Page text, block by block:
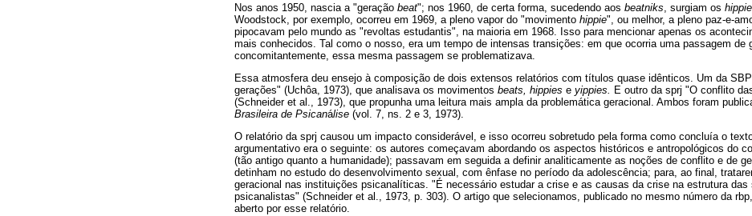
Nos anos 1950, nascia a "geração beat"; nos 1960, de certa forma, sucedendo aos beatniks , surgiam os
Woodstock, por exemplo, ocorreu em 1969, a pleno vapor do "movimento hippie", ou melhor, a pleno paz-e-
pipocavam pelo mundo as "revoltas estudantis", na maioria em 1968. Isso para mencionar apenas os
mais conhecidos. Tal como o nosso, era um tempo de intensas transições: em que ocorria uma passagem de
concomitantemente, essa mesma passagem se problematizava.
Essa atmosfera deu ensejo à composição de dois extensos relatórios com títulos quase idênticos. Um da
gerações" (Uchôa, 1973), que analisava os movimentos beats, hippies e yippies. E outro da sprj "O conflito
(Schneider et al., 1973), que propunha uma leitura mais ampla da problemática geracional. Ambos foram
Brasileira de Psicanálise (vol. 7, ns. 2 e 3, 1973).
O relatório da sprj causou um impacto considerável, e isso ocorreu sobretudo pela forma como concluía o
argumentativo era o seguinte: os autores começavam abordando os aspectos históricos e antropológicos do
(tão antigo quanto a humanidade); passavam em seguida a definir analiticamente as noções de conflito e de
detinham no estudo do desenvolvimento sexual, com ênfase no período da adolescência; para, ao final,
geracional nas instituições psicanalíticas. "É necessário estudar a crise e as causas da crise na estrutura das
psicanalistas" (Schneider et al., 1973, p. 303). O artigo que selecionamos, publicado no mesmo número da
aberto por esse relatório.